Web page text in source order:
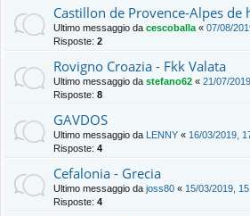
Castillon de Provence-Alpes de
Ultimo messaggio da cescoballa « 07/08/
Risposte: 2
Rovigno Croazia - Fkk Valata
Ultimo messaggio da stefano62 « 21/07/
Risposte: 8
GAVDOS
Ultimo messaggio da LENNY « 16/03/2019,
Risposte: 4
Cefalonia - Grecia
Ultimo messaggio da joss80 « 15/03/2019,
Risposte: 4